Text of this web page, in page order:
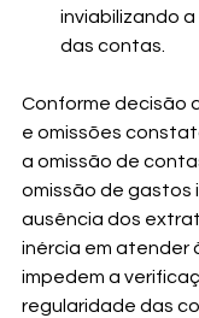
inviabilizando
das contas.
Conforme decisão
e omissões
a omissão de
omissão de gastos
ausência dos
inércia em atender
impedem a
regularidade das